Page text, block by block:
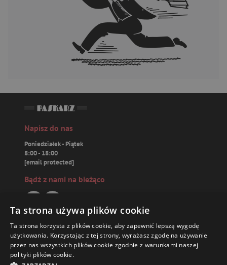
61,31 ZŁ
Napisz do nas
Poniedziałek - Piątek
8:00 - 18:00
[email protected]
Bądź z nami na bieżąco
Paskarz.pl
Zamówienia
Ta strona używa plików cookie
Ta strona korzysta z plików cookie, aby zapewnić lepszą wygodę
użytkowania. Korzystając z tej strony, wyrażasz zgodę na używanie
przez nas wszystkich plików cookie zgodnie z warunkami naszej
polityki plików cookie.